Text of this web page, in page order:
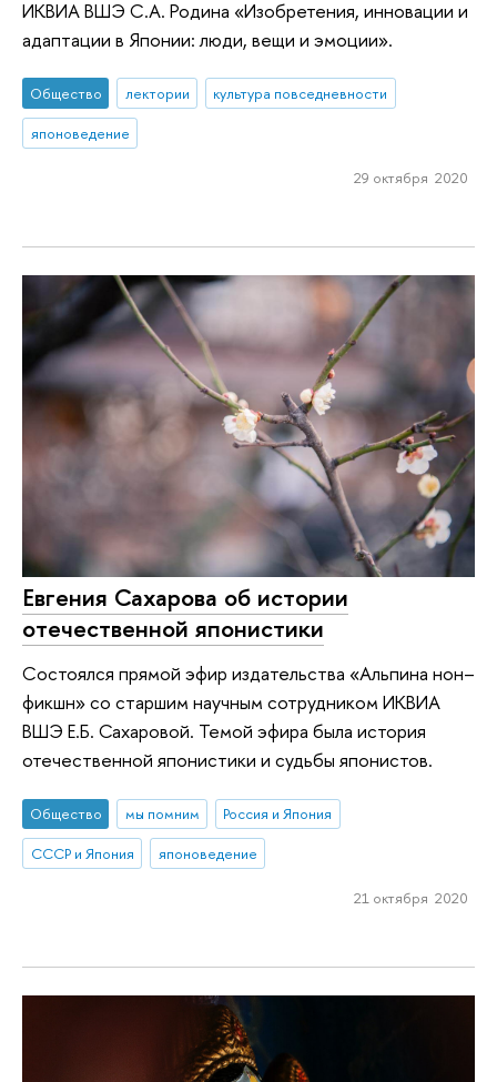
ИКВИА ВШЭ С.А. Родина «Изобретения, инновации и
адаптации в Японии: люди, вещи и эмоции».
Общество лектории
культура повседневности
японоведение
29 октября 2020
Евгения Сахарова об истории
отечественной японистики
Состоялся прямой эфир издательства «Альпина нон–
фикшн» со старшим научным сотрудником ИКВИА
ВШЭ Е.Б. Сахаровой. Темой эфира была история
отечественной японистики и судьбы японистов.
Общество мы помним
Россия и Япония
СССР и Япония
японоведение
21 октября 2020